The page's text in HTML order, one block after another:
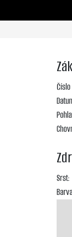
Srst: